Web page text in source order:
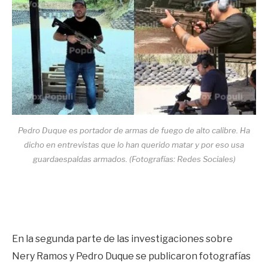
Pedro Duque es portador de armas de fuego de alto calibre. Ha
dicho en entrevistas que lo han querido matar y por eso usa
guardaespaldas armados. (Fotografías: Redes Sociales)
En la segunda parte de las investigaciones sobre
Nery Ramos y Pedro Duque se publicaron fotografías